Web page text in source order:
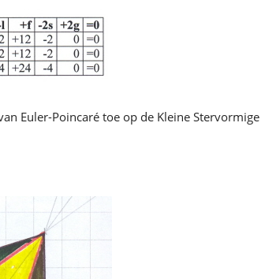
Euler-Poincaré toe op de Kleine Stervormige